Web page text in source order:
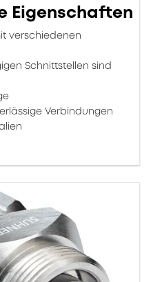
Eigenschaften
verschiedenen
Schnittstellen sind
Verbindungen